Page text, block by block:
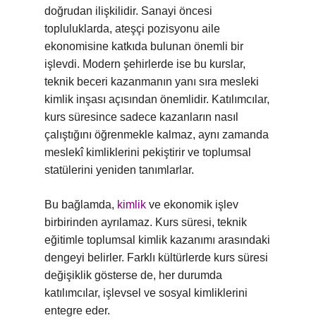
doğrudan ilişkilidir. Sanayi öncesi
topluluklarda, ateşçi pozisyonu aile
ekonomisine katkıda bulunan önemli bir
işlevdi. Modern şehirlerde ise bu kurslar,
teknik beceri kazanmanın yanı sıra mesleki
kimlik inşası açısından önemlidir. Katılımcılar,
kurs süresince sadece kazanların nasıl
çalıştığını öğrenmekle kalmaz, aynı zamanda
meslekî kimliklerini pekiştirir ve toplumsal
statülerini yeniden tanımlarlar.
Bu bağlamda, kimlik ve ekonomik işlev
birbirinden ayrılamaz. Kurs süresi, teknik
eğitimle toplumsal kimlik kazanımı arasındaki
dengeyi belirler. Farklı kültürlerde kurs süresi
değişiklik gösterse de, her durumda
katılımcılar, işlevsel ve sosyal kimliklerini
entegre eder.